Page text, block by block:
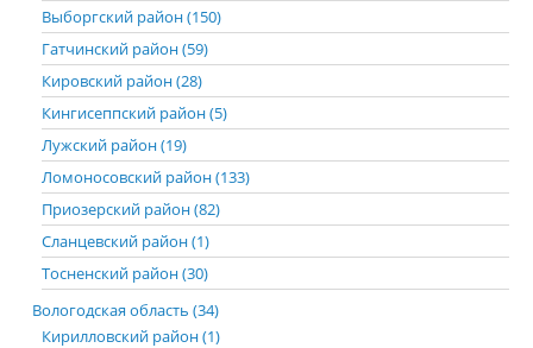
Выборгский район (150)
Гатчинский район (59)
Кировский район (28)
Кингисеппский район (5)
Лужский район (19)
Ломоносовский район (133)
Приозерский район (82)
Сланцевский район (1)
Тосненский район (30)
Вологодская область (34)
Кирилловский район (1)